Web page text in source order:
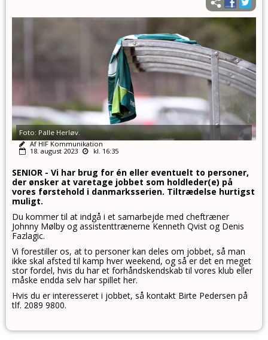
Foto: Palle Herløv.
Af HIF Kommunikation
18. august 2023
kl. 16:35
SENIOR - Vi har brug for én eller eventuelt to personer,
der ønsker at varetage jobbet som holdleder(e) på
vores førstehold i danmarksserien. Tiltrædelse hurtigst
muligt.
Du kommer til at indgå i et samarbejde med cheftræner
Johnny Mølby og assistenttrænerne Kenneth Qvist og Denis
Fazlagic.
Vi forestiller os, at to personer kan deles om jobbet, så man
ikke skal afsted til kamp hver weekend, og så er det en meget
stor fordel, hvis du har et forhåndskendskab til vores klub eller
måske endda selv har spillet her.
Hvis du er interesseret i jobbet, så kontakt Birte Pedersen på
tlf. 2089 9800.